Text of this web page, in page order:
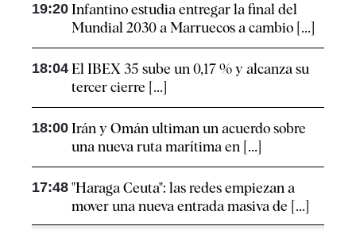
19:20 Infantino estudia entregar la final del
Mundial 2030 a Marruecos a cambio [...]
18:04 El IBEX 35 sube un 0,17 % y alcanza su
tercer cierre [...]
18:00 Irán y Omán ultiman un acuerdo sobre
una nueva ruta marítima en [...]
17:48 "Haraga Ceuta": las redes empiezan a
mover una nueva entrada masiva de [...]